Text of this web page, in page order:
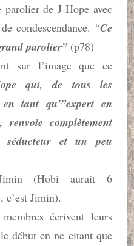
de J-Hope avec
condescendance. “Ce
parolier” (p78)
sur l’image que ce
qui, de tous les
tant qu'”expert en
renvoie complètement
séducteur et un peu
(Hobi aurait 6
c’est Jimin).
écrivent leurs
début en ne citant que